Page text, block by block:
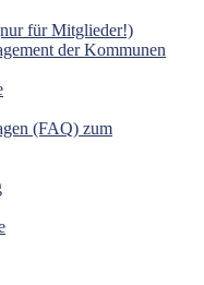
für Mitglieder!)
der Kommunen
(FAQ) zum